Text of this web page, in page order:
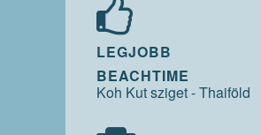
LEGJOBB
BEACHTIME
Koh Kut sziget - Thaiföld